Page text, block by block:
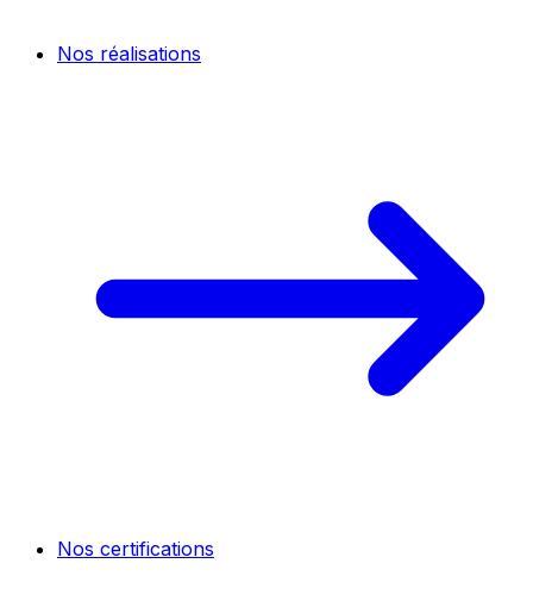
Nos réalisations
Nos certifications